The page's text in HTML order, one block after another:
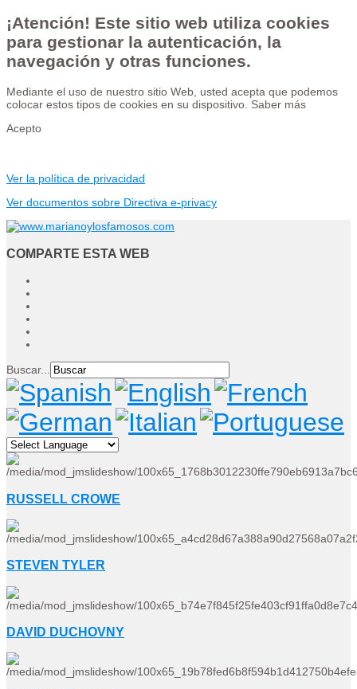
¡Atención! Este sitio web utiliza cookies
para gestionar la autenticación, la
navegación y otras funciones.
Mediante el uso de nuestro sitio Web, usted acepta que podemos
colocar estos tipos de cookies en su dispositivo. Saber más
Acepto
Ver la política de privacidad
Ver documentos sobre Directiva e-privacy
COMPARTE ESTA WEB
Buscar...
RUSSELL CROWE
STEVEN TYLER
DAVID DUCHOVNY